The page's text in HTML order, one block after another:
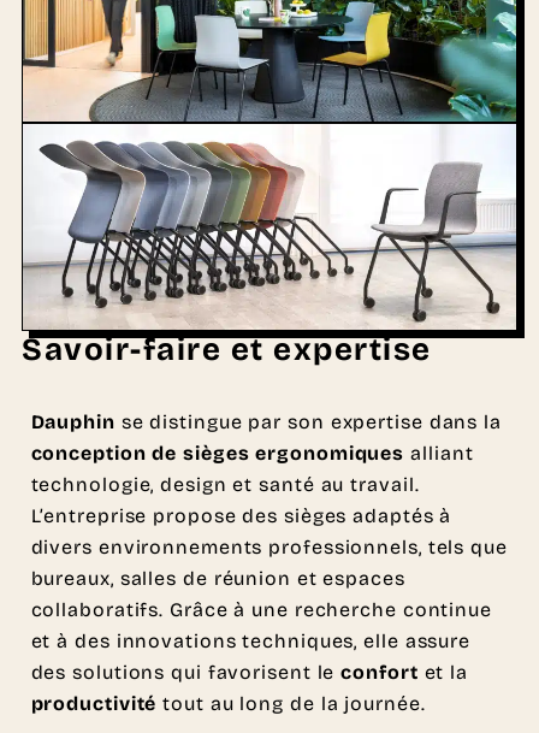
Savoir-faire et expertise
Dauphin se distingue par son expertise dans la
conception de sièges ergonomiques alliant
technologie, design et santé au travail.
L’entreprise propose des sièges adaptés à
divers environnements professionnels, tels que
bureaux, salles de réunion et espaces
collaboratifs. Grâce à une recherche continue
et à des innovations techniques, elle assure
des solutions qui favorisent leconfort et la
productivité tout au long de la journée.